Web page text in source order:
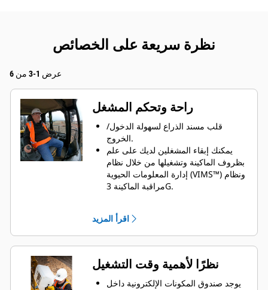
نظرة سريعة على الخصائص
عرض 1-3 من 6
راحة وتحكم المشغل
قلب مسند الذراع لسهولة الدخول/
الخروج.
يمكنك إبقاء المشغلين لديك على علم
بظروف الماكينة وتشغيلها من خلال نظام
إدارة المعلومات الحيوية (VIMS™) ونظام
مراقبة الماكينة 3G.
الحفاظ على إعدادات درجة الحرارة
المفضلة مع التحكم الأوتوماتيكي في
المناخ.
مقعد Cat Premium Plus بخصائص
قياسية تشمل كسوة من الجلد، مع ميزة
تدفئة وتبريد الهواء المتخلل، والضبط
اقرأ المزيد
نظرًا لأهمية وقت التشغيل
يوجد صندوق المكونات الإلكترونية داخل